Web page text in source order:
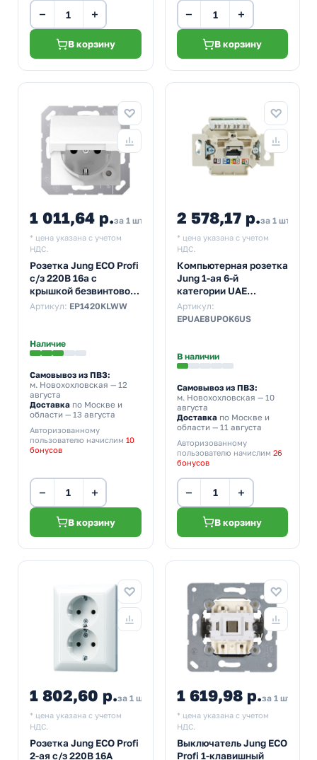
− +
В корзину
− +
В корзину
1 011,64 р.за 1 шт
* цена указана с учетом
НДС.
Розетка Jung ECO Profi
с/з 220В 16а с
крышкой безвинтовой
зажим Белый
Артикул: EP1420KLWW
Наличие
Самовывоз из ПВЗ:
м. Новохохловская — 12
августа
Доставка по Москве и
области — 13 августа
Авторизованному
пользователю начислим 10
бонусов
− +
В корзину
2 578,17 р.за 1 шт
* цена указана с учетом
НДС.
Компьютерная розетка
Jung 1-ая 6-й
категории UAE
неэкранированная
механизм
Артикул:
EPUAE8UPOK6US
В наличии
Самовывоз из ПВЗ:
м. Новохохловская — 10
августа
Доставкапо Москве и
области — 11 августа
Авторизованному
пользователю начислим 26
бонусов
− +
В корзину
1 802,60 р.за 1 шт
* цена указана с учетом
НДС.
Розетка Jung ECO Profi
2-ая с/з 220В 16А
1 619,98 р.за 1 шт
* цена указана с учетом
НДС.
Выключатель Jung ECO
Profi 1-клавишный